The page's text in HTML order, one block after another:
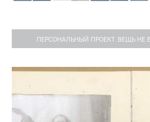
ПЕРСОНАЛЬНЫЙ ПРОЕКТ. ВЕЩЬ НЕ